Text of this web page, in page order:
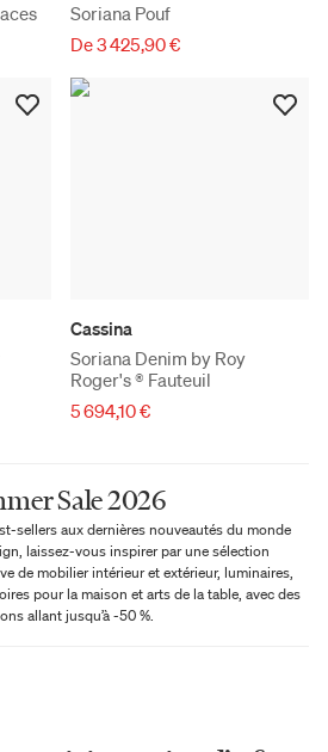
Soriana Pouf
De 3 425,90 €
Cassina
Soriana Denim by Roy
Roger's ® Fauteuil
5 694,10 €
Sale 2026
sellers aux dernières nouveautés du monde
laissez-vous inspirer par une sélection
de mobilier intérieur et extérieur, luminaires,
pour la maison et arts de la table, avec des
allant jusqu’à -50 %.